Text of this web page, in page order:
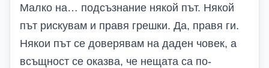
Малко на… подсъзнание някой път. Някой
път рискувам и правя грешки. Да, правя ги.
Някои път се доверявам на даден човек, а
всъщност се оказва, че нещата са по-